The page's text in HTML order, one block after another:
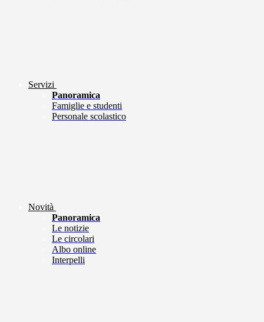
Servizi
Panoramica
Famiglie e studenti
Personale scolastico
Novità
Panoramica
Le notizie
Le circolari
Albo online
Interpelli